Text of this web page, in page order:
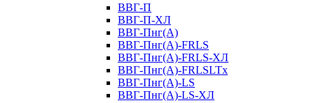
ВВГ-П
ВВГ-П-ХЛ
ВВГ-Пнг(А)
ВВГ-Пнг(А)-FRLS
ВВГ-Пнг(А)-FRLS-ХЛ
ВВГ-Пнг(А)-FRLSLTx
ВВГ-Пнг(А)-LS
ВВГ-Пнг(А)-LS-ХЛ